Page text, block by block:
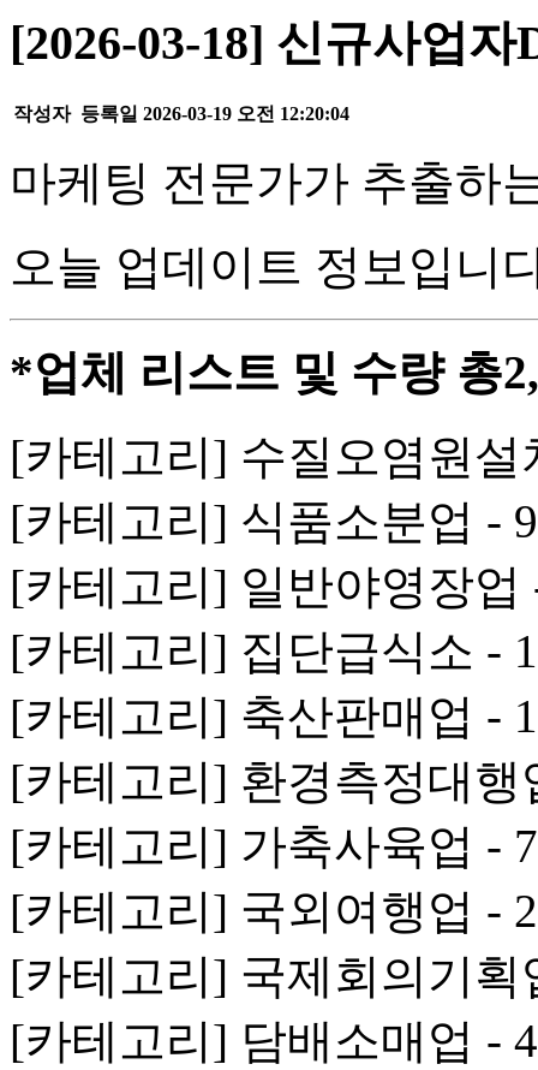
[2026-03-18] 신규사업
작성자 등록일 2026-03-19 오전 12:20:04
마케팅 전문가가 추출하
오늘 업데이트 정보입니
*업체 리스트 및 수량 총
[카테고리] 수질오염원설
[카테고리] 식품소분업 -
[카테고리] 일반야영장업
[카테고리] 집단급식소 -
[카테고리] 축산판매업 -
[카테고리] 환경측정대행
[카테고리] 가축사육업 -
[카테고리] 국외여행업 -
[카테고리] 국제회의기획
[카테고리] 담배소매업 -